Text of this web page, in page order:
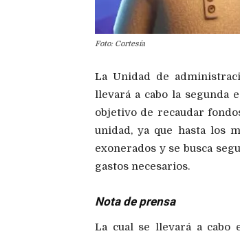
Foto: Cortesía
La Unidad de
llevará a cabo la segunda
objetivo de recaudar
unidad, ya que hasta los
exonerados y se busca
gastos necesarios.
Nota de prensa
La cual se llevará a